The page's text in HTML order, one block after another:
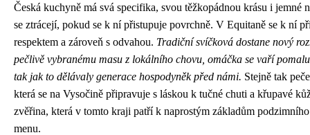
Česká kuchyně má svá specifika, svou těžkopádnou krásu i jemné
se ztrácejí, pokud se k ní přistupuje povrchně. V Equitaně se k ní
respektem a zároveň s odvahou. Tradiční svíčková dostane nový
pečlivě vybranému masu z lokálního chovu, omáčka se vaří
tak jak to dělávaly generace hospodyněk před námi. Stejně tak
která se na Vysočině připravuje s láskou k tučné chuti a křupavé
zvěřina, která v tomto kraji patří k naprostým základům
menu.